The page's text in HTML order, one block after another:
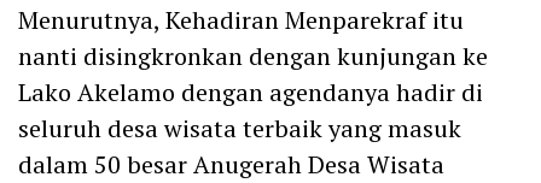
Menurutnya, Kehadiran Menparekraf itu
nanti disingkronkan dengan kunjungan ke
Lako Akelamo dengan agendanya hadir di
seluruh desa wisata terbaik yang masuk
dalam 50 besar Anugerah Desa Wisata